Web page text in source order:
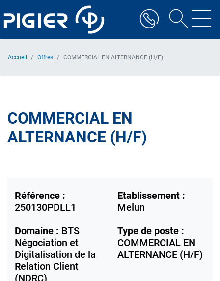
au
contenu
Accueil Offres COMMERCIAL EN ALTERNANCE (H/F)
COMMERCIAL EN
ALTERNANCE (H/F)
Référence :
250130PDLL1
Etablissement :
Melun
Domaine : BTS
Négociation et
Digitalisation de la
Relation Client
(NDRC)
Type de poste :
COMMERCIAL EN
ALTERNANCE (H/F)